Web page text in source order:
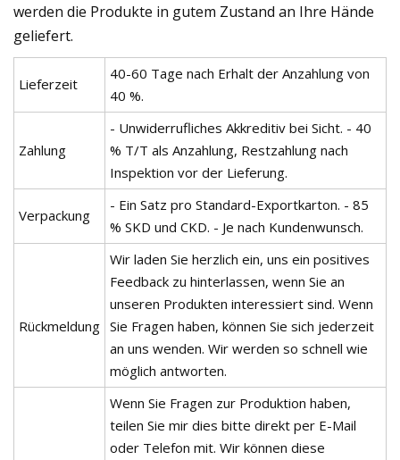
werden die Produkte in gutem Zustand an Ihre Hände
geliefert.
Lieferzeit
40-60 Tage nach Erhalt der Anzahlung von
40 %.
Zahlung
- Unwiderrufliches Akkreditiv bei Sicht. - 40
% T/T als Anzahlung, Restzahlung nach
Inspektion vor der Lieferung.
Verpackung
- Ein Satz pro Standard-Exportkarton. - 85
% SKD und CKD. - Je nach Kundenwunsch.
Rückmeldung
Wir laden Sie herzlich ein, uns ein positives
Feedback zu hinterlassen, wenn Sie an
unseren Produkten interessiert sind. Wenn
Sie Fragen haben, können Sie sich jederzeit
an uns wenden. Wir werden so schnell wie
möglich antworten.
Wenn Sie Fragen zur Produktion haben,
teilen Sie mir dies bitte direkt per E-Mail
oder Telefon mit. Wir können diese